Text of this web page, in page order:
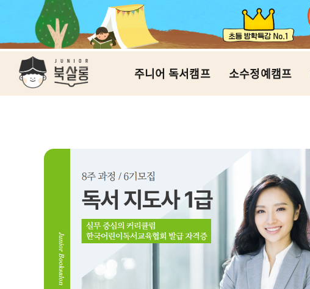
주니어 독서캠프 소수정예캠프